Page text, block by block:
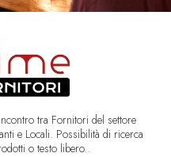
tra Fornitori del settore
e Locali. Possibilità di ricerca
o testo libero..